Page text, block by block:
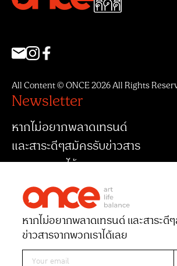
All Content © ONCE 2026 All Rights
Newsletter
หากไม่อยากพลาดเทรนด์
และสาระดีๆสมัครรับข่าวสาร
จากพวกเราได้เลย
หากไม่อยากพลาดเทรนด์ และสาระดีๆ
ข่าวสารจากพวกเราได้เลย